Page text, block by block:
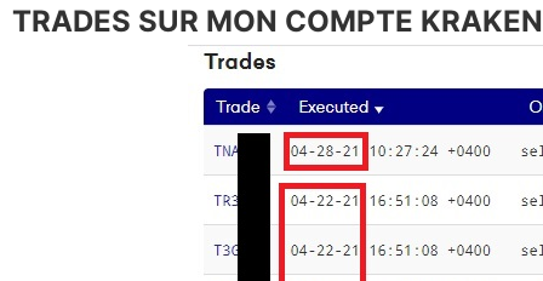
TRADES SUR MON COMPTE